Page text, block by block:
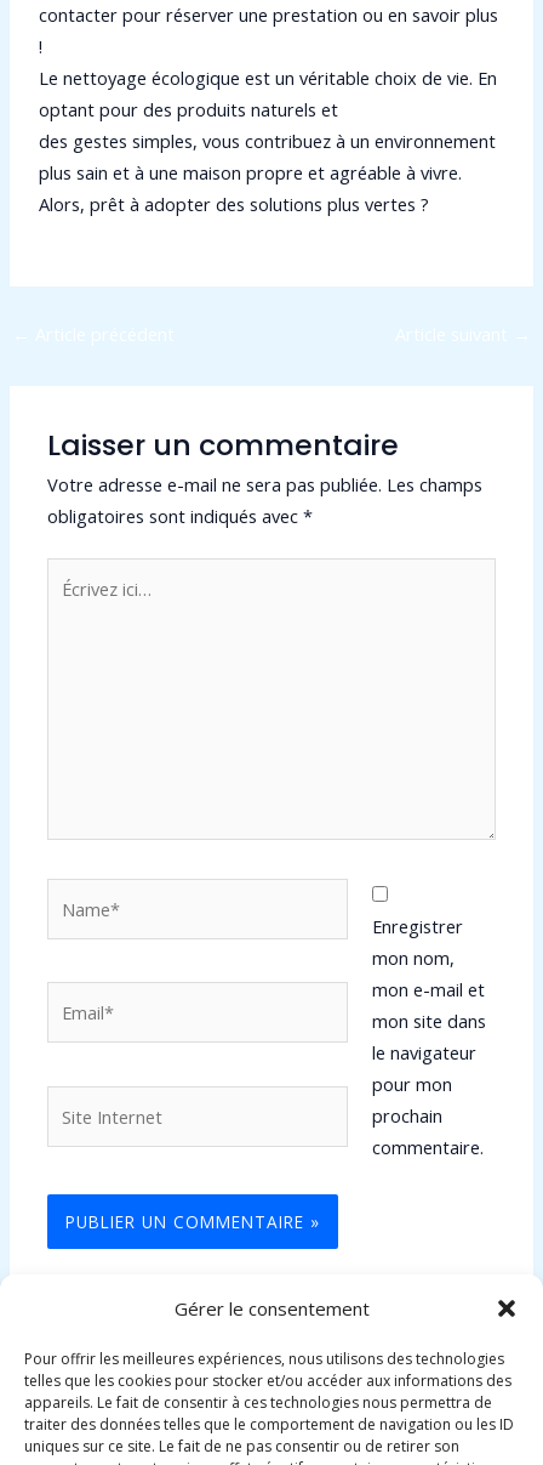
Gérer le consentement
Pour offrir les meilleures expériences, nous utilisons des technologies
telles que les cookies pour stocker et/ou accéder aux informations des
appareils. Le fait de consentir à ces technologies nous permettra de
traiter des données telles que le comportement de navigation ou les ID
uniques sur ce site. Le fait de ne pas consentir ou de retirer son
contacter pour réserver une prestation ou en savoir plus
!
Le nettoyage écologique est un véritable choix de vie. En
optant pour des produits naturels et
des gestes simples, vous contribuez à un environnement
plus sain et à une maison propre et agréable à vivre.
Alors, prêt à adopter des solutions plus vertes ?
← Article précédent Article suivant →
Laisser un commentaire
Votre adresse e-mail ne sera pas publiée. Les champs
obligatoires sont indiqués avec*
Écrivez
Internet
Enregistrer
mon nom,
mon e-mail et
mon site dans
le navigateur
pour mon
prochain
commentaire.